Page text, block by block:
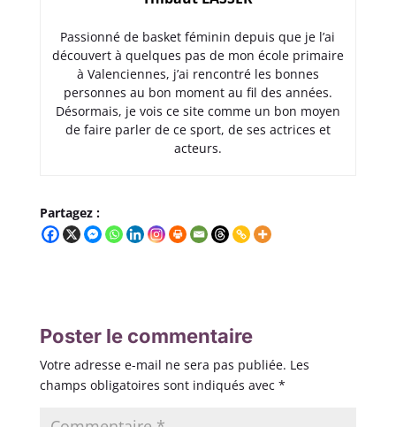
Passionné de basket féminin depuis que je l’ai
découvert à quelques pas de mon école primaire
à Valenciennes, j’ai rencontré les bonnes
personnes au bon moment au fil des années.
Désormais, je vois ce site comme un bon moyen
de faire parler de ce sport, de ses actrices et
acteurs.
Partagez :
Poster le commentaire
Votre adresse e-mail ne sera pas publiée. Les
champs obligatoires sont indiqués avec *